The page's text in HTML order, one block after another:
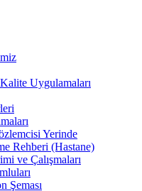
Uygulamaları
Yerinde
Rehberi (Hastane)
ve Çalışmaları
Şeması